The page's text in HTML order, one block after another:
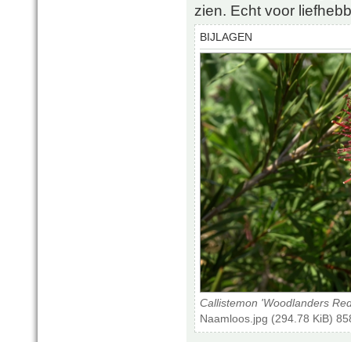
zien. Echt voor
BIJLAGEN
Callistemon 'Woodlanders
Naamloos.jpg (294.78 KiB)